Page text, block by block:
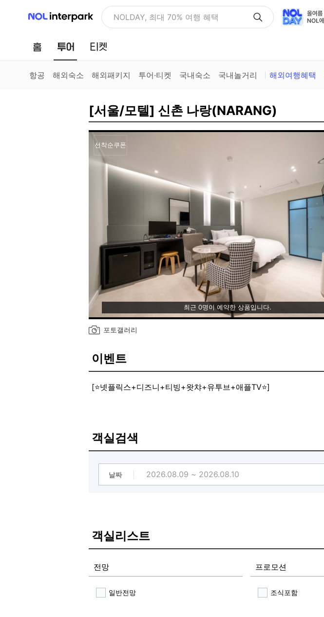
NOL 인터파크 NOLDAY, 최대 70% 여행 혜택
홈 투어
항공 해외숙소 해외패키지 투어·티켓 국내숙소 국내놀거리 해외여행혜택
[서울/모텔] 신촌 나랑(NARANG)
선착순쿠폰
최근 0명이 예약한 상품입니다.
포토갤러리
이벤트
[⭐넷플릭스+디즈니+티빙+왓챠+유투브+애플TV⭐]
객실검색
날짜
객실리스트
전망
일반전망
프로모션
조식포함